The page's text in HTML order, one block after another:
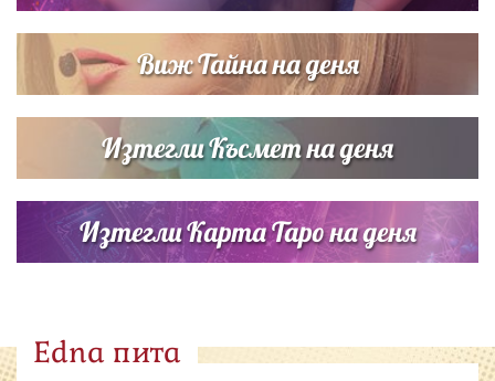
Виж Тайна на деня
Изтегли Късмет на деня
Изтегли Карта Таро на деня
Edna пита